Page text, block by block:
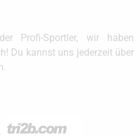
Profi-Sportler, wir haben
Du kannst uns jederzeit über